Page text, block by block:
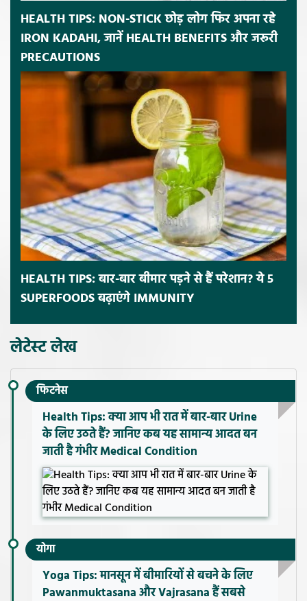
HEALTH TIPS: NON-STICK छोड़ लोग फिर अपना रहे
IRON KADAHI, जानें HEALTH BENEFITS और जरूरी
PRECAUTIONS
HEALTH TIPS: बार-बार बीमार पड़ने से हैं परेशान? ये 5
SUPERFOODS बढ़ाएंगे IMMUNITY
लेटेस्ट लेख
फिटनेस
Health Tips: क्या आप भी रात में बार-बार Urine
के लिए उठते हैं? जानिए कब यह सामान्य आदत बन
जाती है गंभीर Medical Condition
योगा
Yoga Tips: मानसून में बीमारियों से बचने के लिए
Pawanmuktasana और Vajrasana हैं सबसे